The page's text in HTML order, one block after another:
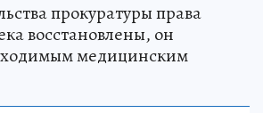
прокуратуры права
восстановлены, он
медицинским